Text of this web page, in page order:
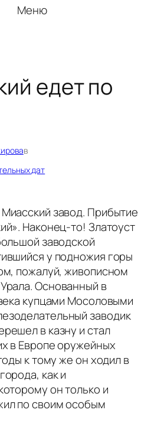
Меню
едет по
в
дат
завод. Прибытие
Наконец-то! Златоуст
заводской
у подножия горы
пожалуй, живописном
Основанный в
купцами Мосоловыми
заводик
в казну и стал
в Европе оружейных
к тому же он ходил в
как и
он только и
по своим особым